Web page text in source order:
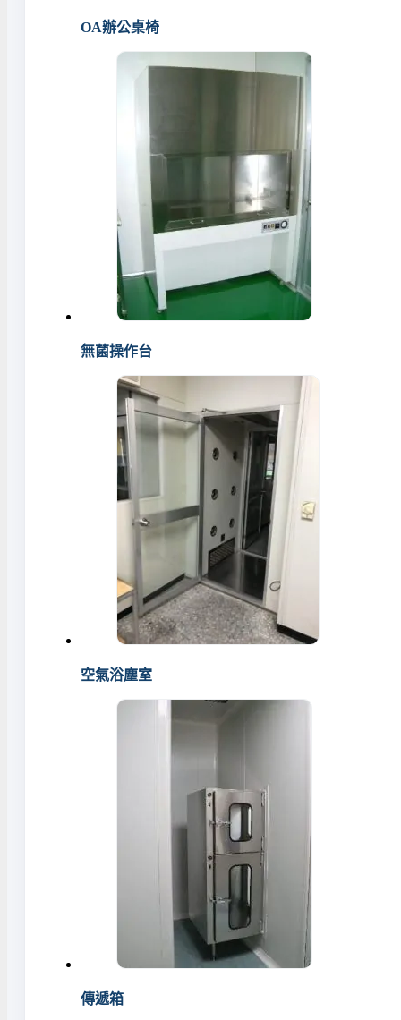
OA辦公桌椅
無菌操作台
空氣浴塵室
傳遞箱